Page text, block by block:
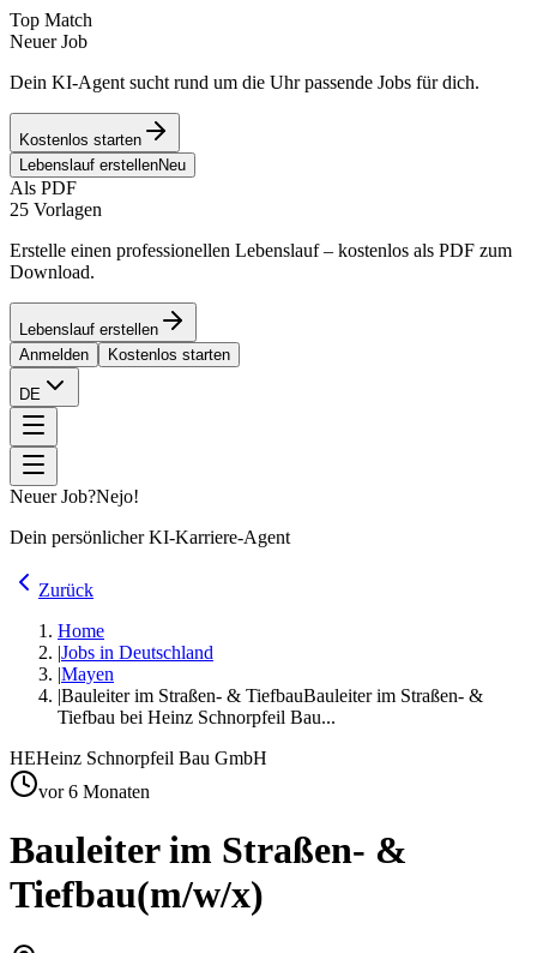
Top Match
Neuer Job
Dein KI-Agent sucht rund um die Uhr passende Jobs für dich.
Kostenlos starten
Lebenslauf erstellenNeu
Als PDF
25 Vorlagen
Erstelle einen professionellen Lebenslauf – kostenlos als PDF zum
Download.
Lebenslauf erstellen
Anmelden
Kostenlos starten
DE
Neuer Job?Nejo!
Dein persönlicher KI-Karriere-Agent
Zurück
Home
|Jobs in Deutschland
|Mayen
|Bauleiter im Straßen- & TiefbauBauleiter im Straßen- &
Tiefbau bei Heinz Schnorpfeil Bau...
HEHeinz Schnorpfeil Bau GmbH
vor 6 Monaten
Bauleiter im Straßen- &
Tiefbau(m/w/x)